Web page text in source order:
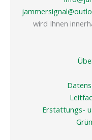
wird Ihnen
Erstattungs-